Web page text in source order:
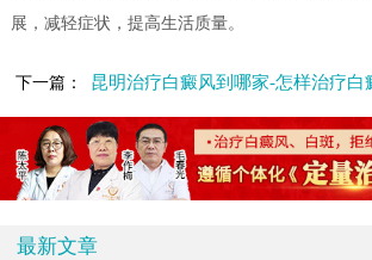
展，减轻症状，提高生活质量。
下一篇： 昆明治疗白癜风到哪家-怎样治疗白
最新文章